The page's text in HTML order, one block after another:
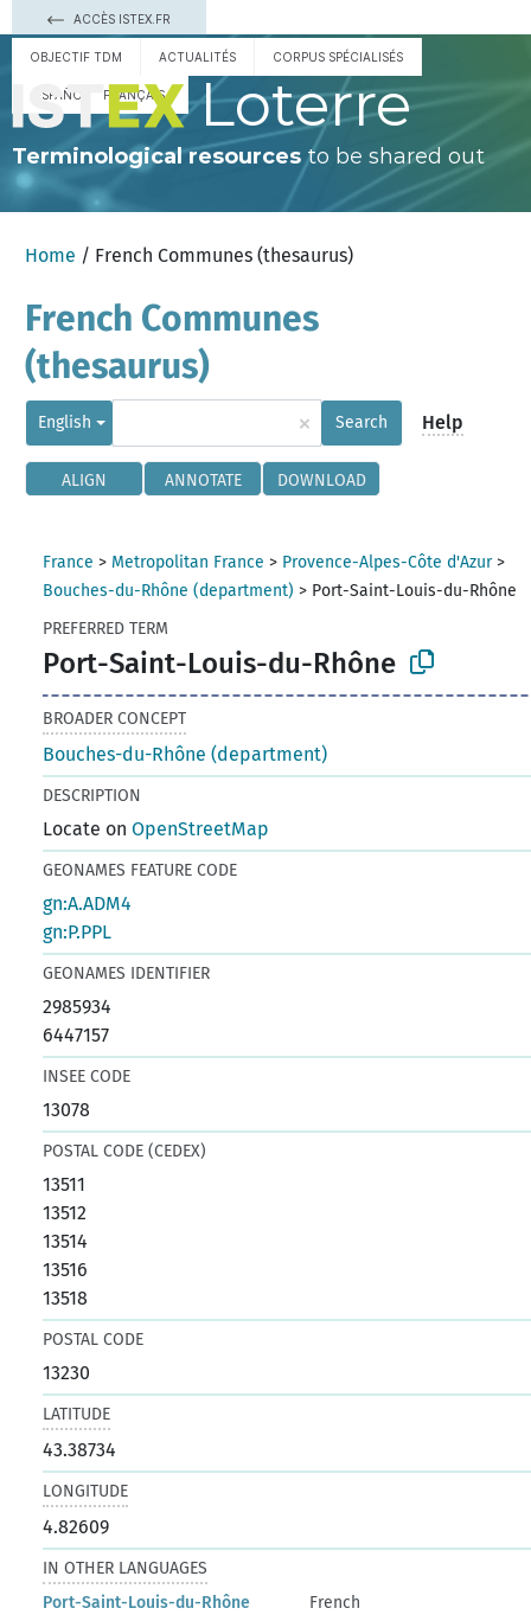
ACCÈS ISTEX.FR
OBJECTIF TDM ACTUALITÉS CORPUS SPÉCIALISÉS
ESPAÑOL FRANÇAIS Loterre
Terminological resourcesto be shared out
Home / French Communes (thesaurus)
French Communes
(thesaurus)
English × Search Help
ALIGN ANNOTATE DOWNLOAD
France > Metropolitan France > Provence-Alpes-Côte d'Azur>
Bouches-du-Rhône (department) > Port-Saint-Louis-du-Rhône
PREFERRED TERM
Port-Saint-Louis-du-Rhône
BROADER CONCEPT
Bouches-du-Rhône (department)
DESCRIPTION
Locate onOpenStreetMap
GEONAMES FEATURE CODE
gn:A.ADM4
gn:P.PPL
GEONAMES IDENTIFIER
2985934
6447157
INSEE CODE
13078
POSTAL CODE (CEDEX)
13511
13512
13514
13516
13518
POSTAL CODE
13230
LATITUDE
43.38734
LONGITUDE
4.82609
IN OTHER LANGUAGES
Port-Saint-Louis-du-Rhône
French